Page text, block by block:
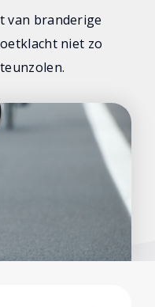
van branderige
niet zo